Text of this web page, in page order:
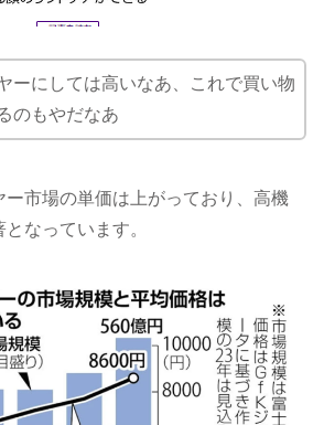
ーにしては高いなあ、これで買い物
のもやだなあ
ー市場の単価は上がっており、高機
なっています。